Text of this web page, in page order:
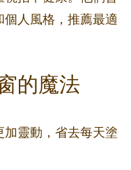
人風格，推薦最適
的魔法
靈動，省去每天塗